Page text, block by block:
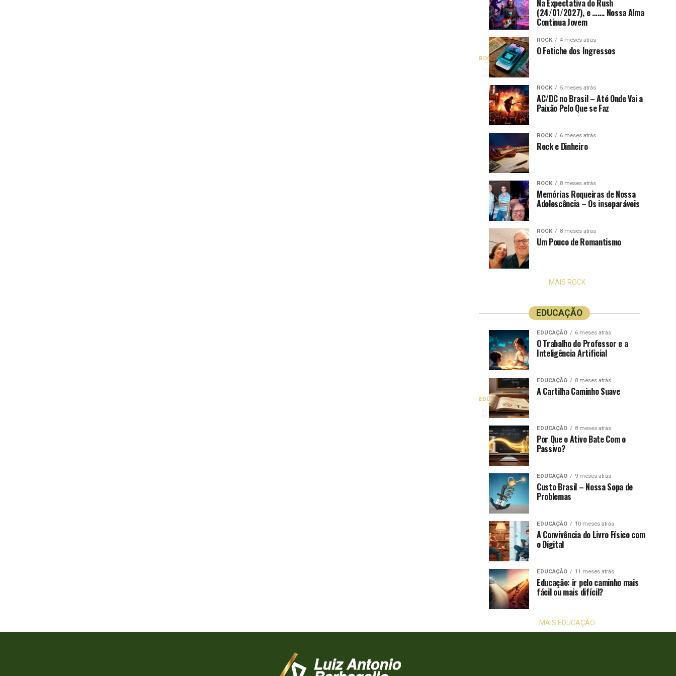
ROCK
6
horas
atrás
A
Maior
Banda
de
Rock
do
Mundo
Quando
um
show
determinada
banda,
lançamento
um
novo
álbum
anunciado,
frequentemente
ouvimos
expressão
4
semanas
atrás
Amor
Ódio
Rock
Progressivo
2
meses
atrás
Dark
Side
The
Moon
Pink
Floyd
Atemporalidade
Rock
Na Expectativa do Rush
(24/01/2027), e ……. Nossa Alma
Continua Jovem
ROCK 4 meses atrás
O Fetiche dos Ingressos
ROCK 5 meses atrás
AC/DC no Brasil – Até Onde Vai a
Paixão Pelo Que se Faz
ROCK 6 meses atrás
Rock e Dinheiro
ROCK 8 meses atrás
Memórias Roqueiras de Nossa
Adolescência – Os inseparáveis
ROCK 8 meses atrás
Um Pouco de Romantismo
MAIS ROCK
EDUCAÇÃO
EDUCAÇÃO
4
semanas
atrás
A
Dificuldade
de
Encontrar
Cursos
de
Especialização
Presenciais
Com
expansão
praticidade
EAD,
salas
aula
tradicionais
ficaram
mais
raras;
descubra
estratégias
para
EDUCAÇÃO
meses
atrás
Como
Ensinar
Temas
Técnicos
Para
Uma
Classe
Leiga
EDUCAÇÃO
meses
atrásEnsino
Educação
Financeira
e
Obtenção
Resultados
EDUCAÇÃO 6 meses atrás
O Trabalho do Professor e a
Inteligência Artificial
EDUCAÇÃO 8 meses atrás
A Cartilha Caminho Suave
EDUCAÇÃO 8 meses atrás
Por Que o Ativo Bate Com o
Passivo?
EDUCAÇÃO 9 meses atrás
Custo Brasil – Nossa Sopa de
Problemas
EDUCAÇÃO 10 meses atrás
A Convivência do Livro Físico com
o Digital
EDUCAÇÃO 11 meses atrás
Educação: ir pelo caminho mais
fácil ou mais difícil?
MAIS EDUCAÇÃO